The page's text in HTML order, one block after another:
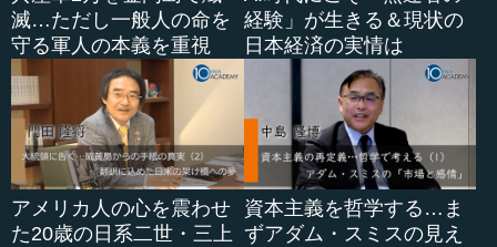
滅…ただし一般人の命を
守る軍人の本義を重視
経験」が生きる＆現状の
日本経済の実情は
アメリカ人の心を震わせ
た20歳の日系二世・三上
資本主義を哲学する…ま
ずアダム・スミスの見え